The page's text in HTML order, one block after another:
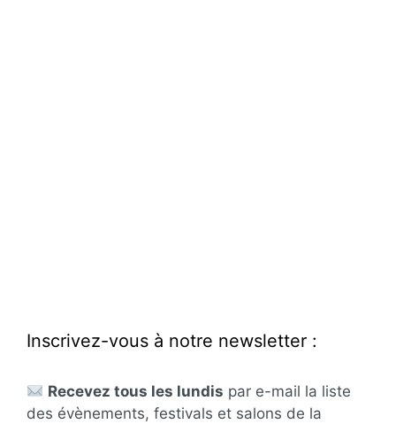
Inscrivez-vous à notre newsletter :
Recevez tous les lundis par e-mail la liste
des évènements, festivals et salons de la